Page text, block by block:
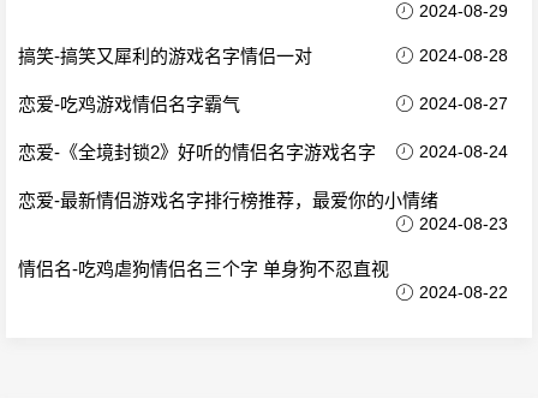
2024-08-29
搞笑-搞笑又犀利的游戏名字情侣一对 2024-08-28
恋爱-吃鸡游戏情侣名字霸气 2024-08-27
恋爱-《全境封锁2》好听的情侣名字游戏名字 2024-08-24
恋爱-最新情侣游戏名字排行榜推荐，最爱你的小情绪
2024-08-23
情侣名-吃鸡虐狗情侣名三个字 单身狗不忍直视
2024-08-22